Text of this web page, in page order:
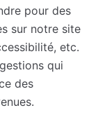
pour des
sur notre site
etc.
qui
des